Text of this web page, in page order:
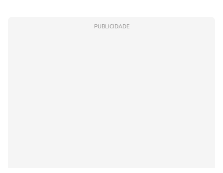
PUBLICIDADE